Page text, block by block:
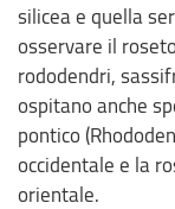
silicea e quella
osservare il
rododendri,
ospitano anche
pontico
occidentale e la
orientale.